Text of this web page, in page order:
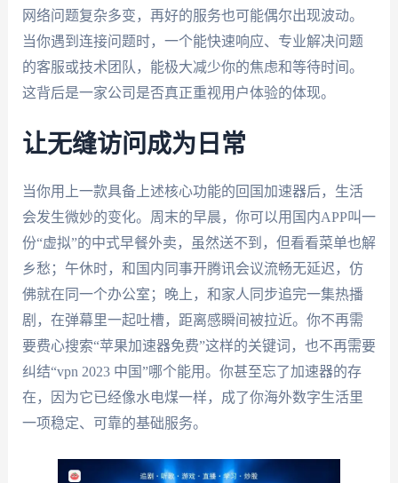
网络问题复杂多变，再好的服务也可能偶尔出现波动。
当你遇到连接问题时，一个能快速响应、专业解决问题
的客服或技术团队，能极大减少你的焦虑和等待时间。
这背后是一家公司是否真正重视用户体验的体现。
让无缝访问成为日常
当你用上一款具备上述核心功能的回国加速器后，生活
会发生微妙的变化。周末的早晨，你可以用国内APP叫一
份“虚拟”的中式早餐外卖，虽然送不到，但看看菜单也解
乡愁；午休时，和国内同事开腾讯会议流畅无延迟，仿
佛就在同一个办公室；晚上，和家人同步追完一集热播
剧，在弹幕里一起吐槽，距离感瞬间被拉近。你不再需
要费心搜索“苹果加速器免费”这样的关键词，也不再需要
纠结“vpn 2023 中国”哪个能用。你甚至忘了加速器的存
在，因为它已经像水电煤一样，成了你海外数字生活里
一项稳定、可靠的基础服务。